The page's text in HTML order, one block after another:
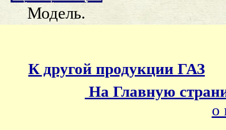
Модель.
К другой продукции ГАЗ
На Главную
о